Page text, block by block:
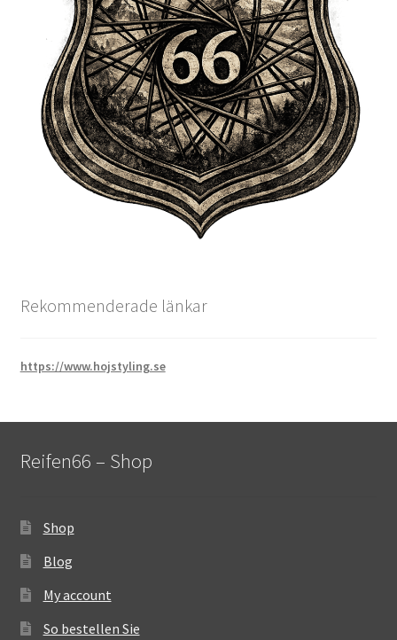
Rekommenderade länkar
https://www.hojstyling.se
Reifen66 – Shop
Shop
Blog
My account
So bestellen Sie